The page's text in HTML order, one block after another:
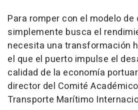
Para romper con el modelo de
simplemente busca el
necesita una transformación
el que el puerto impulse el
calidad de la economía
director del Comité
Transporte Marítimo